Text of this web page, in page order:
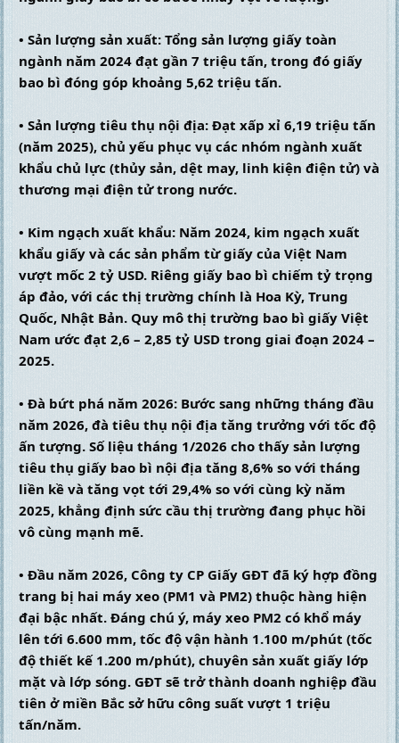
• Sản lượng sản xuất: Tổng sản lượng giấy toàn
ngành năm 2024 đạt gần 7 triệu tấn, trong đó giấy
bao bì đóng góp khoảng 5,62 triệu tấn.
• Sản lượng tiêu thụ nội địa: Đạt xấp xỉ 6,19 triệu tấn
(năm 2025), chủ yếu phục vụ các nhóm ngành xuất
khẩu chủ lực (thủy sản, dệt may, linh kiện điện tử) và
thương mại điện tử trong nước.
• Kim ngạch xuất khẩu: Năm 2024, kim ngạch xuất
khẩu giấy và các sản phẩm từ giấy của Việt Nam
vượt mốc 2 tỷ USD. Riêng giấy bao bì chiếm tỷ trọng
áp đảo, với các thị trường chính là Hoa Kỳ, Trung
Quốc, Nhật Bản. Quy mô thị trường bao bì giấy Việt
Nam ước đạt 2,6 – 2,85 tỷ USD trong giai đoạn 2024 –
2025.
• Đà bứt phá năm 2026: Bước sang những tháng đầu
năm 2026, đà tiêu thụ nội địa tăng trưởng với tốc độ
ấn tượng. Số liệu tháng 1/2026 cho thấy sản lượng
tiêu thụ giấy bao bì nội địa tăng 8,6% so với tháng
liền kề và tăng vọt tới 29,4% so với cùng kỳ năm
2025, khẳng định sức cầu thị trường đang phục hồi
vô cùng mạnh mẽ.
• Đầu năm 2026, Công ty CP Giấy GĐT đã ký hợp đồng
trang bị hai máy xeo (PM1 và PM2) thuộc hàng hiện
đại bậc nhất. Đáng chú ý, máy xeo PM2 có khổ máy
lên tới 6.600 mm, tốc độ vận hành 1.100 m/phút (tốc
độ thiết kế 1.200 m/phút), chuyên sản xuất giấy lớp
mặt và lớp sóng. GĐT sẽ trở thành doanh nghiệp đầu
tiên ở miền Bắc sở hữu công suất vượt 1 triệu
tấn/năm.